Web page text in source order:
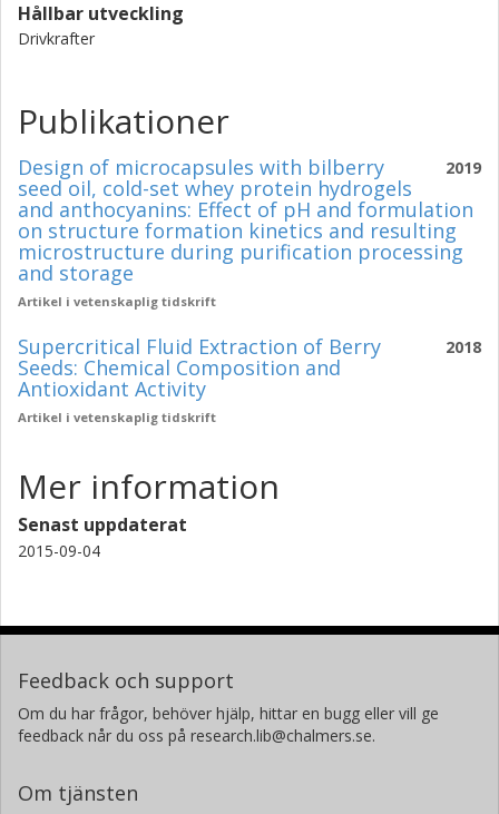
Hållbar utveckling
Drivkrafter
Publikationer
2019
Design of microcapsules with bilberry
seed oil, cold-set whey protein hydrogels
and anthocyanins: Effect of pH and formulation
on structure formation kinetics and resulting
microstructure during purification processing
and storage
Artikel i vetenskaplig tidskrift
2018
Supercritical Fluid Extraction of Berry
Seeds: Chemical Composition and
Antioxidant Activity
Artikel i vetenskaplig tidskrift
Mer information
Senast uppdaterat
2015-09-04
Feedback och support
Om du har frågor, behöver hjälp, hittar en bugg eller vill ge
feedback når du oss på research.lib@chalmers.se.
Om tjänsten